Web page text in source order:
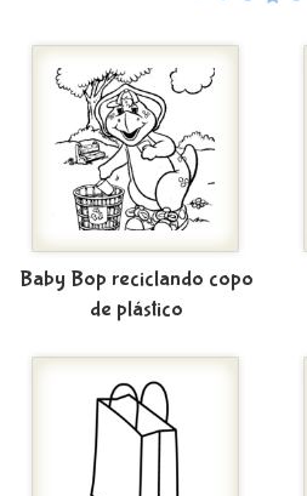
Baby Bop reciclando copo
de plástico